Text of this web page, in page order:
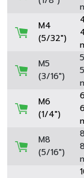
M4
(5/32")
M5
(3/16")
M6
(1/4")
M8
(5/16")